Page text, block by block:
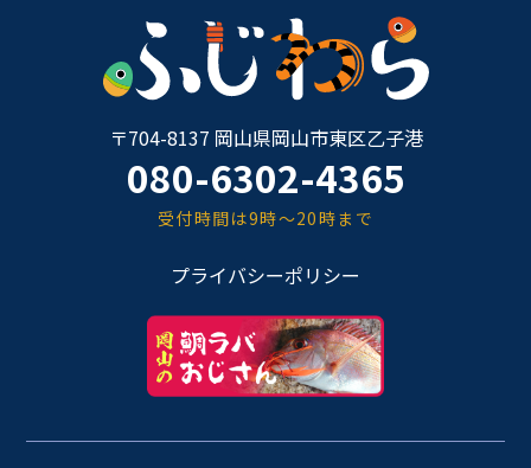
〒704-8137 岡山県岡山市東区乙子港
080-6302-4365
受付時間は9時～20時まで
プライバシーポリシー